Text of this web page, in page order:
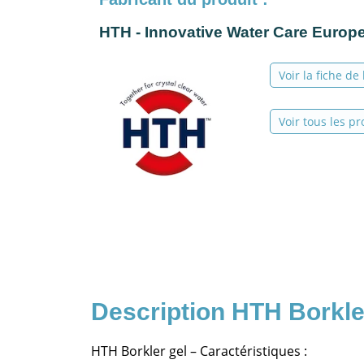
HTH - Innovative Water Care
Voir la fiche
Voir tous les
HTH
HTH Borkler gel – Caractéristiques :